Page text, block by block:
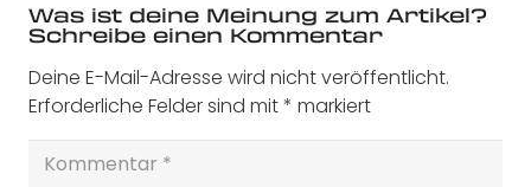
Was ist deine Meinung zum Artikel?
Schreibe einen Kommentar
Deine E-Mail-Adresse wird nicht veröffentlicht.
Erforderliche Felder sind mit* markiert